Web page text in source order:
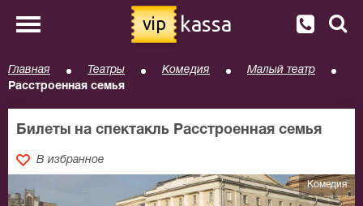
vip kassa
Главная Театры Комедия
Малый театр
Расстроенная семья
Билеты на спектакль Расстроенная семья
В избранное
Комедия